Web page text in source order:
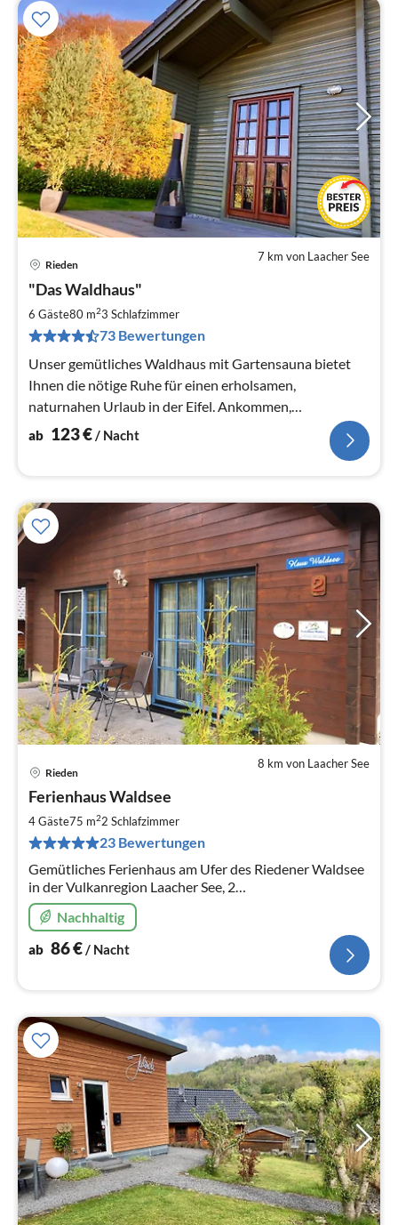
7 km von Laacher See
Rieden
"Das Waldhaus"
6 Gäste80 m23 Schlafzimmer
73 Bewertungen
Unser gemütliches Waldhaus mit Gartensauna bietet
Ihnen die nötige Ruhe für einen erholsamen,
naturnahen Urlaub in der Eifel. Ankommen,
Durchatmen, Wohlfühlen ...
ab 123€/ Nacht
8 km von Laacher See
Rieden
Ferienhaus Waldsee
4 Gäste75 m22 Schlafzimmer
23 Bewertungen
Gemütliches Ferienhaus am Ufer des Riedener Waldsee
in der Vulkanregion Laacher See, 2
Schlafzimmer.,Wellness & Entspannung in der Infrarot-
Wärmekabine, Pellet-Ofen
Nachhaltig
ab 86€/ Nacht